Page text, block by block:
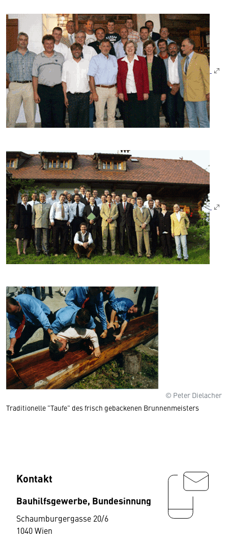
© Peter Dielacher
Traditionelle "Taufe" des frisch gebackenen Brunnenmeisters
Kontakt
Bauhilfsgewerbe, Bundesinnung
Schaumburgergasse 20/6
1040 Wien